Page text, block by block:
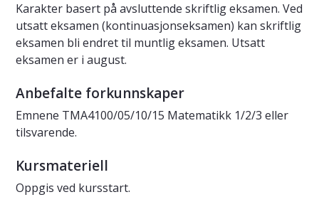
Karakter basert på avsluttende skriftlig eksamen. Ved
utsatt eksamen (kontinuasjonseksamen) kan skriftlig
eksamen bli endret til muntlig eksamen. Utsatt
eksamen er i august.
Anbefalte forkunnskaper
Emnene TMA4100/05/10/15 Matematikk 1/2/3 eller
tilsvarende.
Kursmateriell
Oppgis ved kursstart.